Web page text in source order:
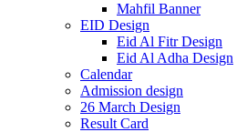
Mahfil Banner
EID Design
Eid Al Fitr Design
Eid Al Adha Design
Calendar
Admission design
26 March Design
Result Card